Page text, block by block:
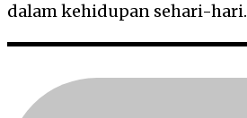
dalam kehidupan sehari-hari.